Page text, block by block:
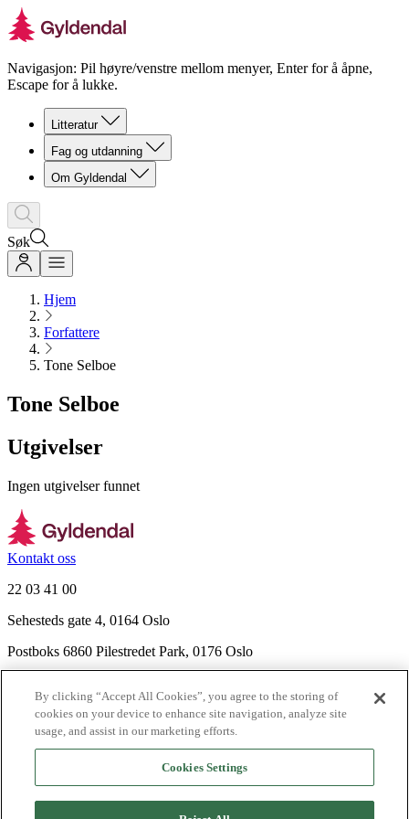
Navigasjon: Pil høyre/venstre mellom menyer, Enter for å åpne,
Escape for å lukke.
Litteratur
Fag og utdanning
Om Gyldendal
Søk
Hjem
Forfattere
Tone Selboe
Tone Selboe
Utgivelser
Ingen utgivelser funnet
Kontakt oss
22 03 41 00
Sehesteds gate 4, 0164 Oslo
Postboks 6860 Pilestredet Park, 0176 Oslo
Nyhetsbrev
Ledige stillinger
Send inn manus
By clicking “Accept All Cookies”, you agree to the storing of
cookies on your device to enhance site navigation, analyze site
usage, and assist in our marketing efforts.
Cookies Settings